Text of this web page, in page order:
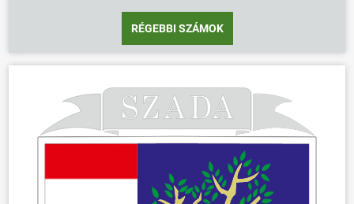
ÖNKORMÁNYZAT
ÜGYINTÉZÉS
RÉGEBBI SZÁMOK